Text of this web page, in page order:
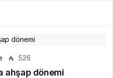
526
ahşap dönemi